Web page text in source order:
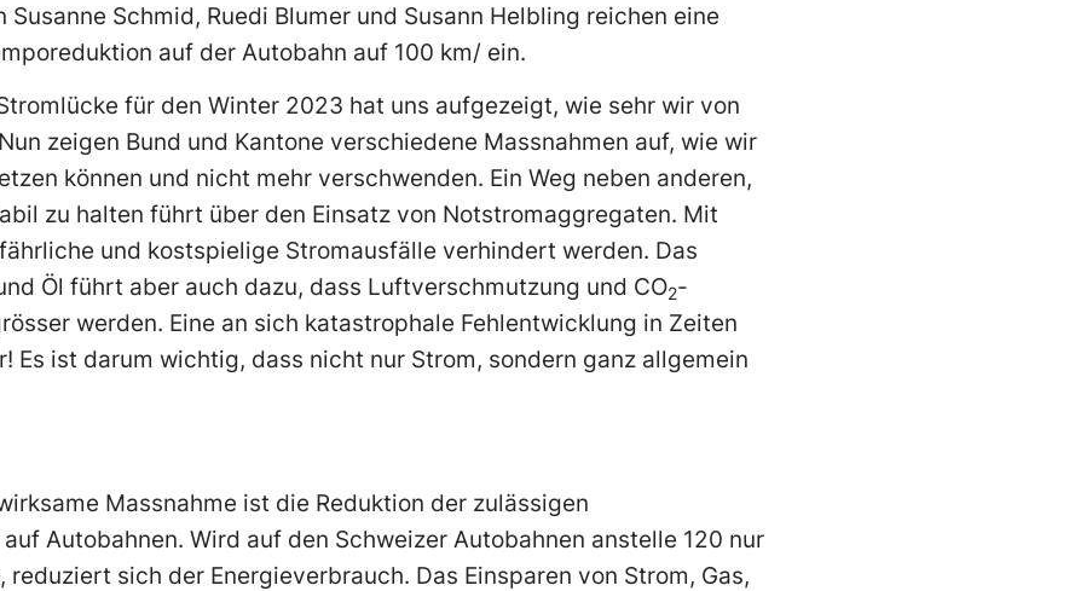
Susanne Schmid, Ruedi Blumer und Susann Helbling reichen eine
auf der Autobahn auf 100 km/ ein.
für den Winter 2023 hat uns aufgezeigt, wie sehr wir von
zeigen Bund und Kantone verschiedene Massnahmen auf, wie wir
können und nicht mehr verschwenden. Ein Weg neben anderen,
zu halten führt über den Einsatz von Notstromaggregaten. Mit
und kostspielige Stromausfälle verhindert werden. Das
Öl führt aber auch dazu, dass Luftverschmutzung und CO2-
werden. Eine an sich katastrophale Fehlentwicklung in Zeiten
Es ist darum wichtig, dass nicht nur Strom, sondern ganz allgemein
Massnahme ist die Reduktion der zulässigen
Autobahnen. Wird auf den Schweizer Autobahnen anstelle 120 nur
reduziert sich der Energieverbrauch. Das Einsparen von Strom, Gas,